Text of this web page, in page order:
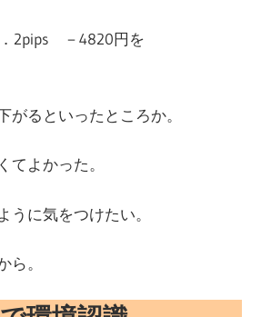
2pips －4820円を
がるといったところか。
てよかった。
うに気をつけたい。
ら。